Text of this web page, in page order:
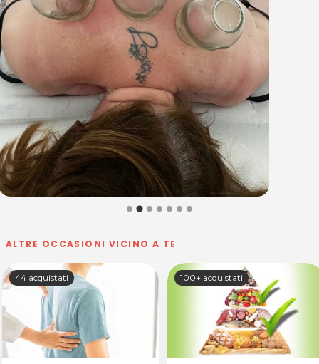
ALTRE OCCASIONI VICINO A TE
44 acquistati 100+ acquistati